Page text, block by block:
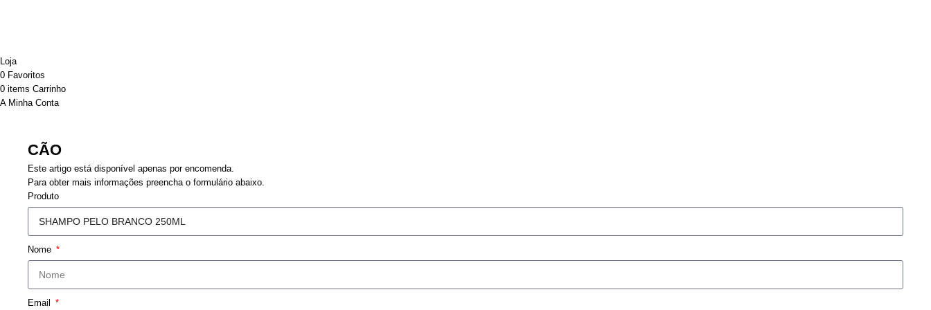
Loja
0 Favoritos
0 items Carrinho
A Minha Conta
CÃO
Este artigo está disponível apenas por encomenda.
Para obter mais informações preencha o formulário abaixo.
Produto
Nome
Email